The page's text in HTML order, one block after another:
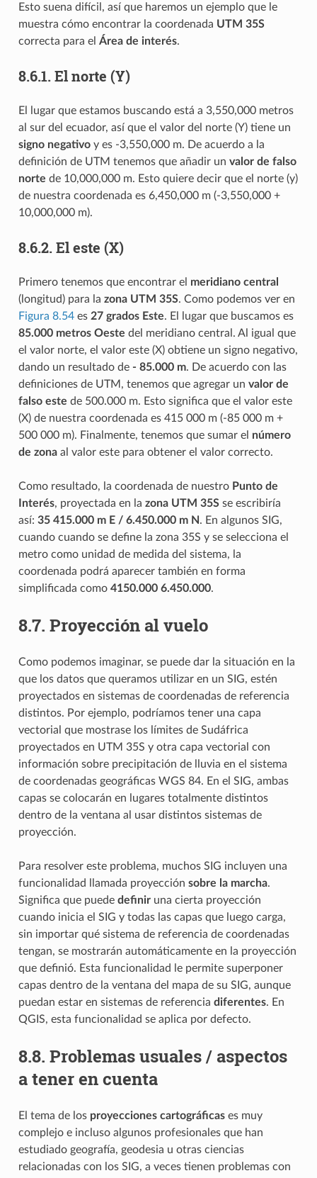
Esto suena difícil, así que haremos un ejemplo que le
muestra cómo encontrar la coordenada UTM 35S
correcta para el Área de interés.
8.6.1. El norte (Y)
El lugar que estamos buscando está a 3,550,000 metros
al sur del ecuador, así que el valor del norte (Y) tiene un
signo negativoy es -3,550,000 m. De acuerdo a la
definición de UTM tenemos que añadir un valor de falso
norte de 10,000,000 m. Esto quiere decir que el norte (y)
de nuestra coordenada es 6,450,000 m (-3,550,000 +
10,000,000 m).
8.6.2. El este (X)
Primero tenemos que encontrar el meridiano central
(longitud) para la zona UTM 35S. Como podemos ver en
Figura 8.54es 27 grados Este. El lugar que buscamos es
85.000 metros Oeste del meridiano central. Al igual que
el valor norte, el valor este (X) obtiene un signo negativo,
dando un resultado de - 85.000 m. De acuerdo con las
definiciones de UTM, tenemos que agregar un valor de
falso este de 500.000 m. Esto significa que el valor este
(X) de nuestra coordenada es 415 000 m (-85 000 m +
500 000 m). Finalmente, tenemos que sumar el número
de zonaal valor este para obtener el valor correcto.
Como resultado, la coordenada de nuestro Punto de
Interés, proyectada en la zona UTM 35Sse escribiría
así: 35 415.000 m E / 6.450.000 m N. En algunos SIG,
cuando cuando se define la zona 35S y se selecciona el
metro como unidad de medida del sistema, la
coordenada podrá aparecer también en forma
simplificada como 4150.000 6.450.000.
8.7. Proyección al vuelo
Como podemos imaginar, se puede dar la situación en la
que los datos que queramos utilizar en un SIG, estén
proyectados en sistemas de coordenadas de referencia
distintos. Por ejemplo, podríamos tener una capa
vectorial que mostrase los límites de Sudáfrica
proyectados en UTM 35S y otra capa vectorial con
información sobre precipitación de lluvia en el sistema
de coordenadas geográficas WGS 84. En el SIG, ambas
capas se colocarán en lugares totalmente distintos
dentro de la ventana al usar distintos sistemas de
proyección.
Para resolver este problema, muchos SIG incluyen una
funcionalidad llamada proyección sobre la marcha.
Significa que puede definiruna cierta proyección
cuando inicia el SIG y todas las capas que luego carga,
sin importar qué sistema de referencia de coordenadas
tengan, se mostrarán automáticamente en la proyección
que definió. Esta funcionalidad le permite superponer
capas dentro de la ventana del mapa de su SIG, aunque
puedan estar en sistemas de referencia diferentes. En
QGIS, esta funcionalidad se aplica por defecto.
8.8. Problemas usuales / aspectos
a tener en cuenta
El tema de los proyecciones cartográficases muy
complejo e incluso algunos profesionales que han
estudiado geografía, geodesia u otras ciencias
relacionadas con los SIG, a veces tienen problemas con